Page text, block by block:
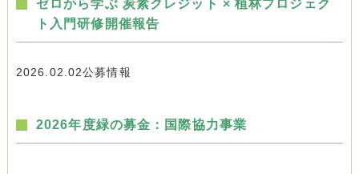
ゼロから学ぶ 炭素クレジット × 植林プロジェク
ト入門研修開催報告
2026.02.02公募情報
2026年度緑の募金：国際協力事業